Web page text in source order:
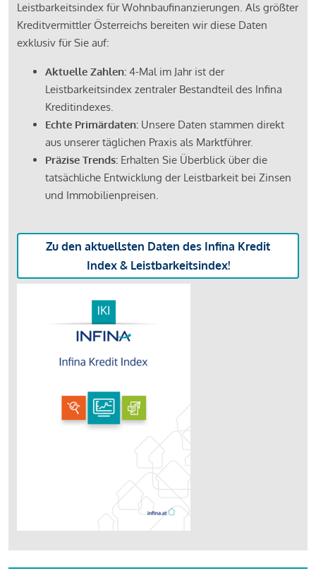
Leistbarkeitsindex für Wohnbaufinanzierungen. Als größter
Kreditvermittler Österreichs bereiten wir diese Daten
exklusiv für Sie auf:
Aktuelle Zahlen: 4-Mal im Jahr ist der
Leistbarkeitsindex zentraler Bestandteil des Infina
Kreditindexes.
Echte Primärdaten: Unsere Daten stammen direkt
aus unserer täglichen Praxis als Marktführer.
Präzise Trends: Erhalten Sie Überblick über die
tatsächliche Entwicklung der Leistbarkeit bei Zinsen
und Immobilienpreisen.
Zu den aktuellsten Daten des Infina Kredit
Index & Leistbarkeitsindex!